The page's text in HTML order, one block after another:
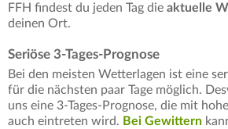
FFH findest du jeden Tag die aktuelle
deinen Ort.
Seriöse 3-Tages-Prognose
Bei den meisten Wetterlagen ist eine
für die nächsten paar Tage möglich.
uns eine 3-Tages-Prognose, die mit
auch eintreten wird. Bei Gewittern